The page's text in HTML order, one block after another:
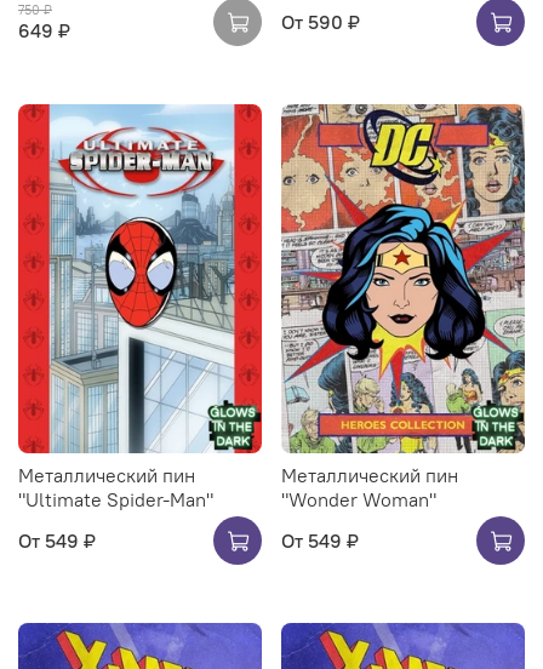
750 ₽
649 ₽
От 590 ₽
Металлический пин
"Ultimate Spider-Man"
От 549 ₽
Металлический пин
"Wonder Woman"
От 549 ₽